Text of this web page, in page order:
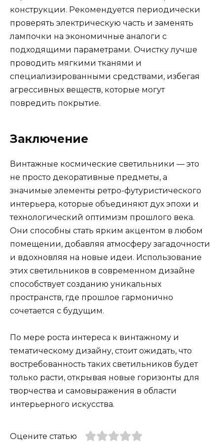
конструкции. Рекомендуется периодически
проверять электрическую часть и заменять
лампочки на экономичные аналоги с
подходящими параметрами. Очистку лучше
проводить мягкими тканями и
специализированными средствами, избегая
агрессивных веществ, которые могут
повредить покрытие.
Заключение
Винтажные космические светильники — это
не просто декоративные предметы, а
значимые элементы ретро-футуристического
интерьера, которые объединяют дух эпохи и
технологический оптимизм прошлого века.
Они способны стать ярким акцентом в любом
помещении, добавляя атмосферу загадочности
и вдохновляя на новые идеи. Использование
этих светильников в современном дизайне
способствует созданию уникальных
пространств, где прошлое гармонично
сочетается с будущим.
По мере роста интереса к винтажному и
тематическому дизайну, стоит ожидать, что
востребованность таких светильников будет
только расти, открывая новые горизонты для
творчества и самовыражения в области
интерьерного искусства.
Оцените статью